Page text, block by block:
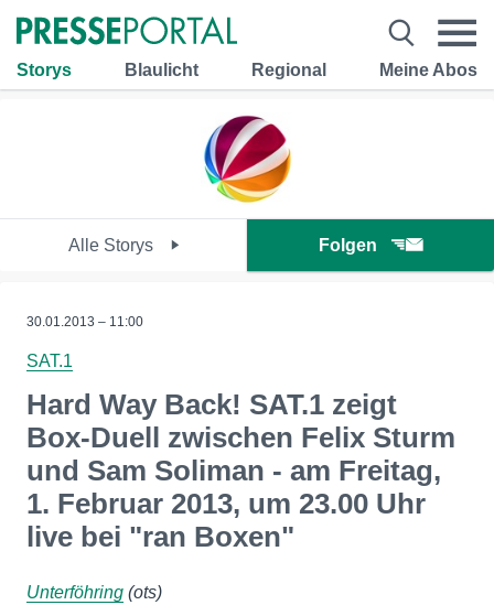
Storys Blaulicht Regional Meine Abos
Alle Storys Folgen
30.01.2013 – 11:00
SAT.1
Hard Way Back! SAT.1 zeigt
Box-Duell zwischen Felix Sturm
und Sam Soliman - am Freitag,
1. Februar 2013, um 23.00 Uhr
live bei "ran Boxen"
Unterföhring (ots)